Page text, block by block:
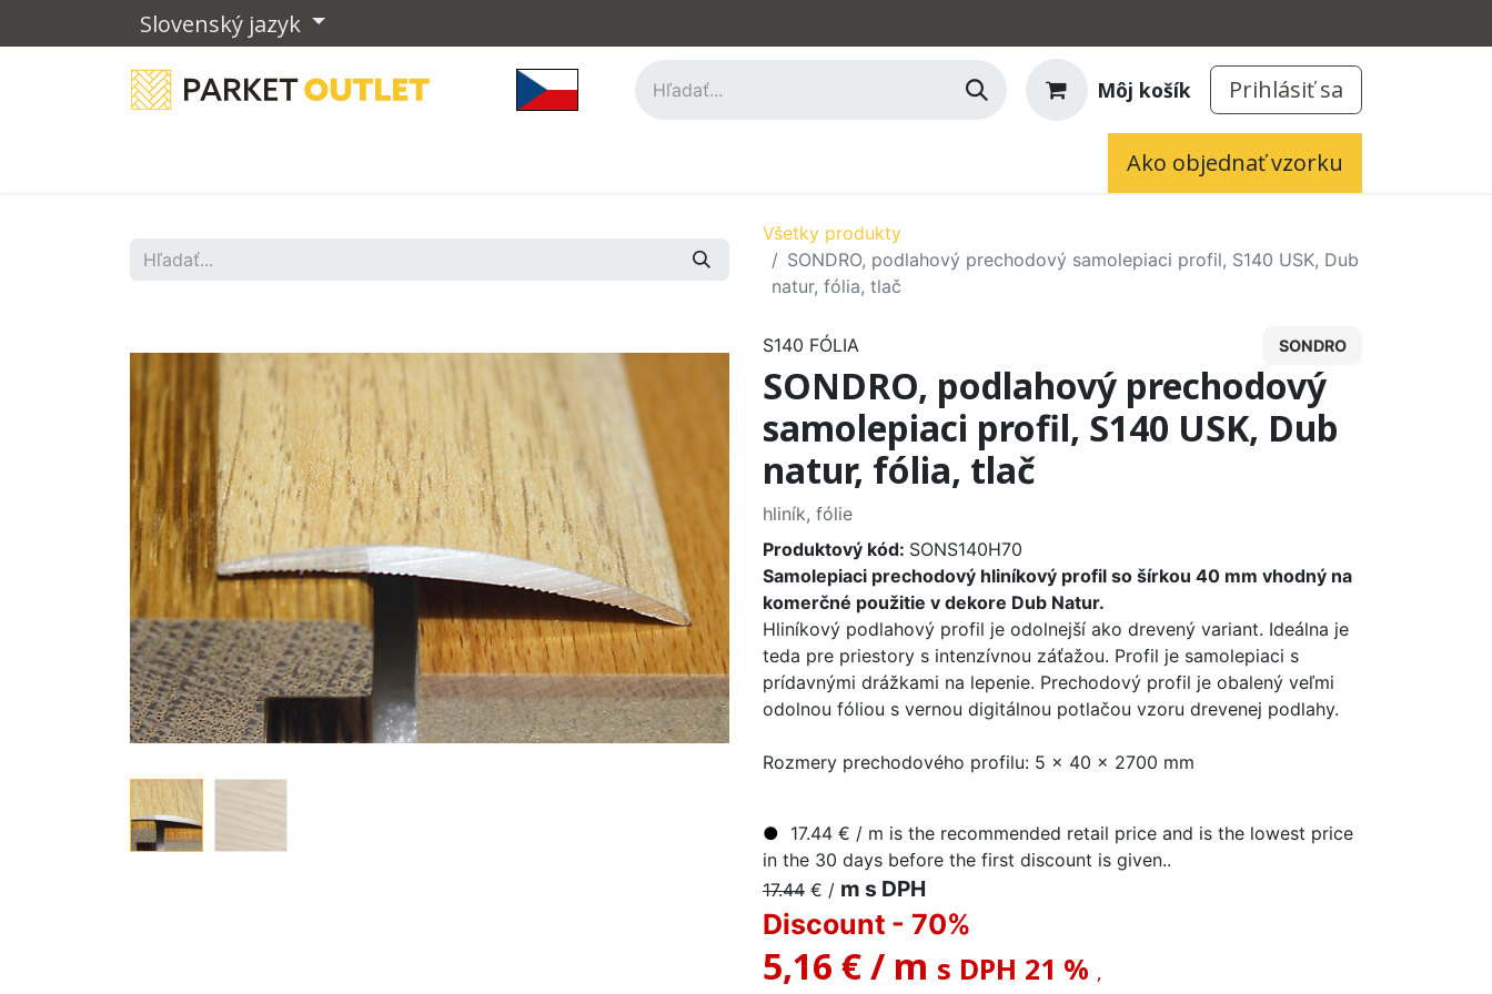
Slovenský jazyk
Môj košík Prihlásiť sa
Ako objednať vzorku
Všetky produkty
SONDRO, podlahový prechodový samolepiaci profil, S140 USK, Dub
natur, fólia, tlač
S140 FÓLIA SONDRO
SONDRO, podlahový prechodový
samolepiaci profil, S140 USK, Dub
natur, fólia, tlač
hliník, fólie
Produktový kód: SONS140H70
Samolepiaci prechodový hliníkový profil so šírkou 40 mm vhodný na
komerčné použitie v dekore Dub Natur.
Hliníkový podlahový profil je odolnejší ako drevený variant. Ideálna je
teda pre priestory s intenzívnou záťažou. Profil je samolepiaci s
prídavnými drážkami na lepenie. Prechodový profil je obalený veľmi
odolnou fóliou s vernou digitálnou potlačou vzoru drevenej podlahy.
Rozmery prechodového profilu: 5 x 40 x 2700 mm
● 17.44 € / m is the recommended retail price and is the lowest price
in the 30 days before the first discount is given..
17.44 € / m s DPH
Discount - 70%
5,16 €/ m s DPH 21 % ,